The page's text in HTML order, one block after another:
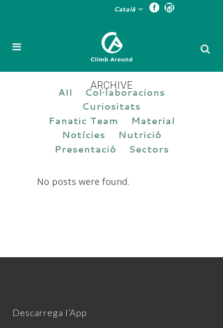
Català
ARCHIVE
All
Col·laboracions
Curiositats
Fanatic Team
Material
Notícies
Nutrició
Presentació
Sectors
No posts were found.
Descarrega l’App